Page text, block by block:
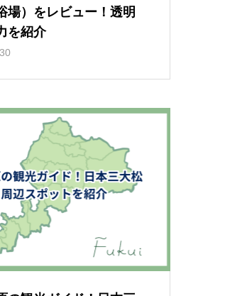
場）をレビュー！透明
を紹介